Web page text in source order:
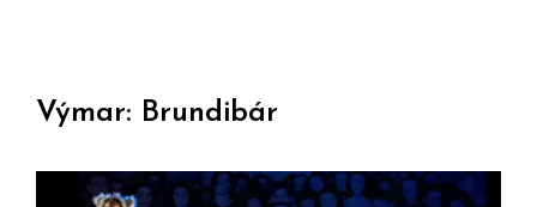
Výmar: Brundibár